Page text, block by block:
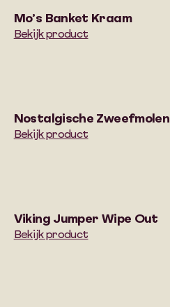
Mo’s Banket Kraam
Bekijk product
Nostalgische Zweefmolen
Bekijk product
Viking Jumper Wipe Out
Bekijk product